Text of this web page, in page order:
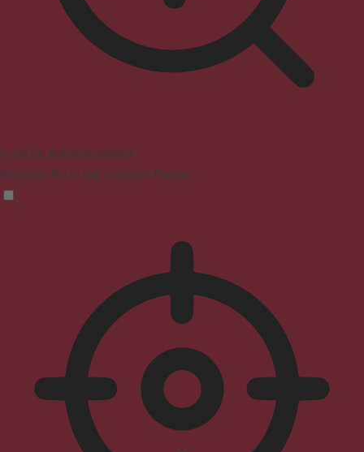
Profil für Anfallssicherheit
Beseitigt Blitze und reduziert Farben